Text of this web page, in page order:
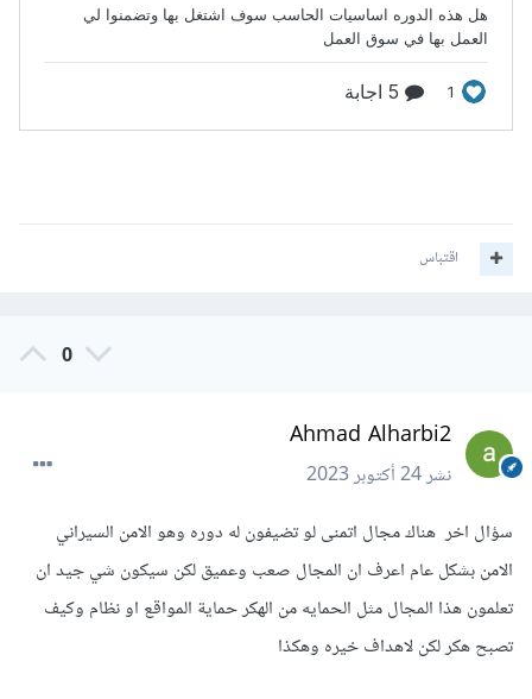
اقتباس
0
Ahmad Alharbi2
نشر24 أكتوبر 2023
سؤال اخر هناك مجال اتمنى لو تضيفون له دوره وهو الامن السيراني
الامن بشكل عام اعرف ان المجال صعب وعميق لكن سيكون شي جيد ان
تعلمون هذا المجال مثل الحمايه من الهكر حماية المواقع او نظام وكيف
تصبح هكر لكن لاهداف خيره وهكذا